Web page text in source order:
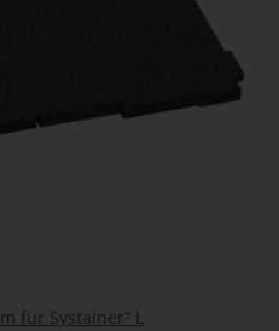
für Systainer³ L